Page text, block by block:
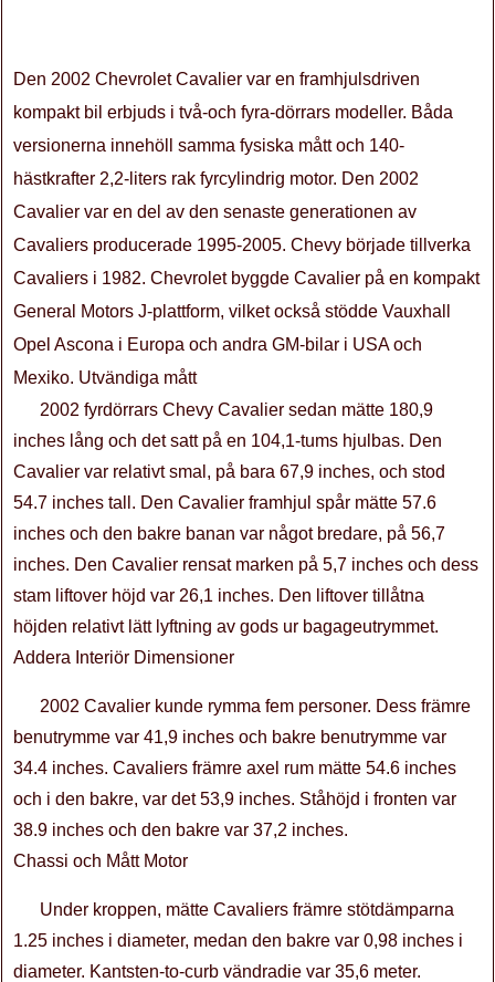
Den 2002 Chevrolet Cavalier var en framhjulsdriven
kompakt bil erbjuds i två-och fyra-dörrars modeller. Båda
versionerna innehöll samma fysiska mått och 140-
hästkrafter 2,2-liters rak fyrcylindrig motor. Den 2002
Cavalier var en del av den senaste generationen av
Cavaliers producerade 1995-2005. Chevy började tillverka
Cavaliers i 1982. Chevrolet byggde Cavalier på en kompakt
General Motors J-plattform, vilket också stödde Vauxhall
Opel Ascona i Europa och andra GM-bilar i USA och
Mexiko. Utvändiga mått
2002 fyrdörrars Chevy Cavalier sedan mätte 180,9
inches lång och det satt på en 104,1-tums hjulbas. Den
Cavalier var relativt smal, på bara 67,9 inches, och stod
54.7 inches tall. Den Cavalier framhjul spår mätte 57.6
inches och den bakre banan var något bredare, på 56,7
inches. Den Cavalier rensat marken på 5,7 inches och dess
stam liftover höjd var 26,1 inches. Den liftover tillåtna
höjden relativt lätt lyftning av gods ur bagageutrymmet.
Addera Interiör Dimensioner
2002 Cavalier kunde rymma fem personer. Dess främre
benutrymme var 41,9 inches och bakre benutrymme var
34.4 inches. Cavaliers främre axel rum mätte 54.6 inches
och i den bakre, var det 53,9 inches. Ståhöjd i fronten var
38.9 inches och den bakre var 37,2 inches.
Chassi och Mått Motor
Under kroppen, mätte Cavaliers främre stötdämparna
1.25 inches i diameter, medan den bakre var 0,98 inches i
diameter. Kantsten-to-curb vändradie var 35,6 meter.